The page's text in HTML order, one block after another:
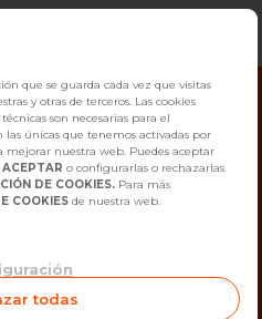
no está
que se guarda cada vez que visitas
y otras de terceros. Las cookies
son necesarias para el
únicas que tenemos activadas por
mejorar nuestra web. Puedes aceptar
ACEPTAR o configurarlas o rechazarlas
DE COOKIES. Para más
COOKIES de nuestra web.
todas